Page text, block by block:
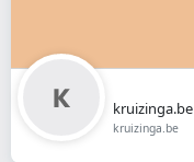
kruizinga.be
kruizinga.be